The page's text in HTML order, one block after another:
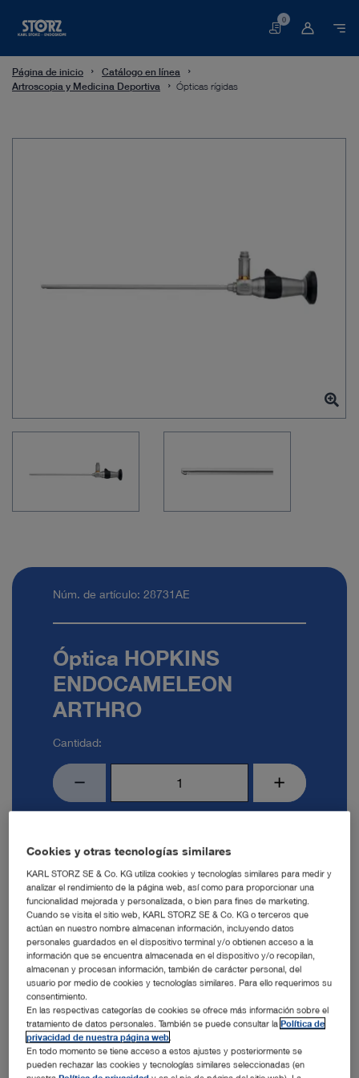
Cesta
0
Página de inicio
Catálogo en línea
Artroscopia y Medicina Deportiva
Ópticas rígidas
Núm. de artículo: 28731AE
Óptica HOPKINS
ENDOCAMELEON
ARTHRO
Cantidad:
Detalles del producto
Cookies y otras tecnologías similares
KARL STORZ SE & Co. KG utiliza cookies y tecnologías similares para medir y
analizar el rendimiento de la página web, así como para proporcionar una
funcionalidad mejorada y personalizada, o bien para fines de marketing.
Cuando se visita el sitio web, KARL STORZ SE & Co. KG o terceros que
actúan en nuestro nombre almacenan información, incluyendo datos
personales guardados en el dispositivo terminal y/o obtienen acceso a la
información que se encuentra almacenada en el dispositivo y/o recopilan,
almacenan y procesan información, también de carácter personal, del
usuario por medio de cookies y tecnologías similares. Para ello requerimos su
consentimiento.
En las respectivas categorías de cookies se ofrece más información sobre el
tratamiento de datos personales. También se puede consultar laPolítica de
privacidad de nuestra página web
En todo momento se tiene acceso a estos ajustes y posteriormente se
pueden rechazar las cookies y tecnologías similares seleccionadas (en